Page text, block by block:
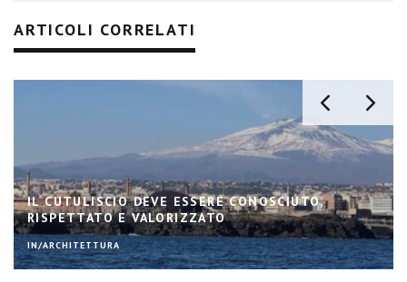
ARTICOLI CORRELATI
IL CUTULISCIO DEVE ESSERE CONOSCIUTO,
RISPETTATO E VALORIZZATO
IN/ARCHITETTURA